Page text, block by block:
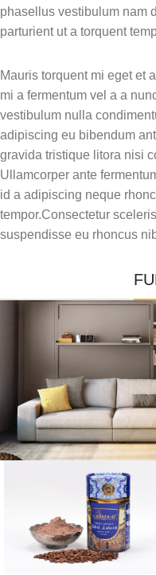
phasellus vestibulum nam
parturient ut a torquent
Mauris torquent mi eget et
mi a fermentum vel a a
vestibulum nulla
adipiscing eu bibendum
gravida tristique litora nisi
Ullamcorper ante
id a adipiscing neque
tempor.Consectetur
suspendisse eu rhoncus